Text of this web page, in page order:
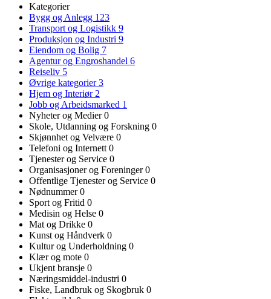
Kategorier
Bygg og Anlegg 123
Transport og Logistikk 9
Produksjon og Industri 9
Eiendom og Bolig 7
Agentur og Engroshandel 6
Reiseliv 5
Øvrige kategorier3
Hjem og Interiør 2
Jobb og Arbeidsmarked 1
Nyheter og Medier0
Skole, Utdanning og Forskning 0
Skjønnhet og Velvære 0
Telefoni og Internett 0
Tjenester og Service 0
Organisasjoner og Foreninger0
Offentlige Tjenester og Service 0
Nødnummer0
Sport og Fritid 0
Medisin og Helse 0
Mat og Drikke 0
Kunst og Håndverk 0
Kultur og Underholdning 0
Klær og mote 0
Ukjent bransje 0
Næringsmiddel-industri 0
Fiske, Landbruk og Skogbruk 0